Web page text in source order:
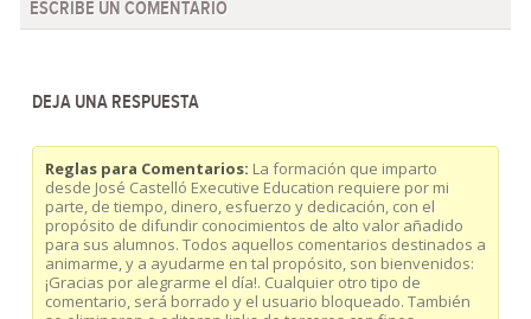
ESCRIBE UN COMENTARIO
DEJA UNA RESPUESTA
Reglas para Comentarios: La formación que imparto
desde José Castelló Executive Education requiere por mi
parte, de tiempo, dinero, esfuerzo y dedicación, con el
propósito de difundir conocimientos de alto valor añadido
para sus alumnos. Todos aquellos comentarios destinados a
animarme, y a ayudarme en tal propósito, son bienvenidos:
¡Gracias por alegrarme el día!. Cualquier otro tipo de
comentario, será borrado y el usuario bloqueado. También